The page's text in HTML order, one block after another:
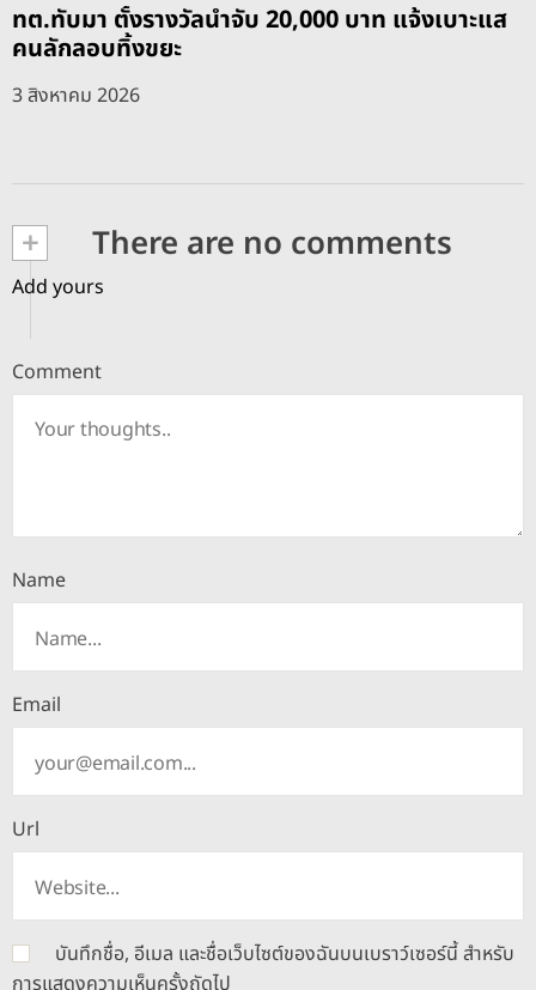
ทต.ทับมา ตั้งรางวัลนำจับ 20,000 บาท แจ้งเบาะแส
คนลักลอบทิ้งขยะ
3 สิงหาคม 2026
+ There are no comments
Add yours
Comment
Name
Email
Url
บันทึกชื่อ, อีเมล และชื่อเว็บไซต์ของฉันบนเบราว์เซอร์นี้ สำหรับ
การแสดงความเห็นครั้งถัดไป